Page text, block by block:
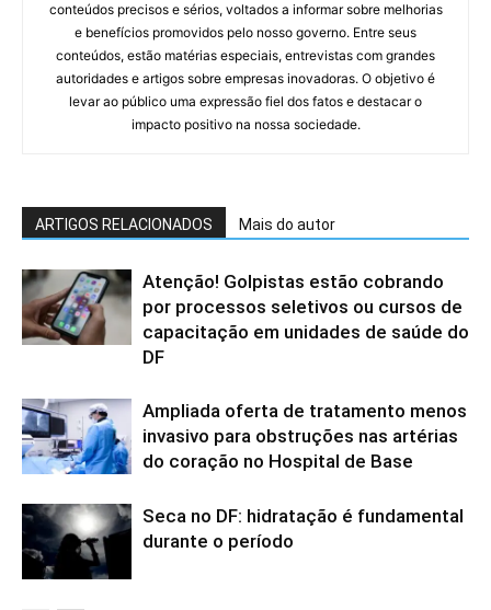
conteúdos precisos e sérios, voltados a informar sobre melhorias
e benefícios promovidos pelo nosso governo. Entre seus
conteúdos, estão matérias especiais, entrevistas com grandes
autoridades e artigos sobre empresas inovadoras. O objetivo é
levar ao público uma expressão fiel dos fatos e destacar o
impacto positivo na nossa sociedade.
ARTIGOS RELACIONADOS Mais do autor
Atenção! Golpistas estão cobrando
por processos seletivos ou cursos de
capacitação em unidades de saúde do
DF
Ampliada oferta de tratamento menos
invasivo para obstruções nas artérias
do coração no Hospital de Base
Seca no DF: hidratação é fundamental
durante o período